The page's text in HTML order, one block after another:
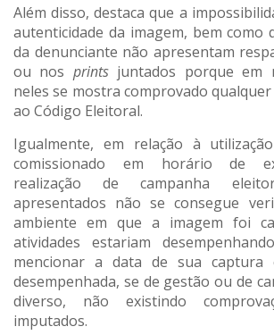
Além disso, destaca que a
autenticidade da imagem, bem como
da denunciante não apresentam
ou nos printsjuntados porque em
neles se mostra comprovado
ao Código Eleitoral.
Igualmente, em relação à
comissionado em horário de
realização de campanha
apresentados não se consegue
ambiente em que a imagem foi
atividades estariam
mencionar a data de sua captura
desempenhada, se de gestão ou de
diverso, não existindo
imputados.